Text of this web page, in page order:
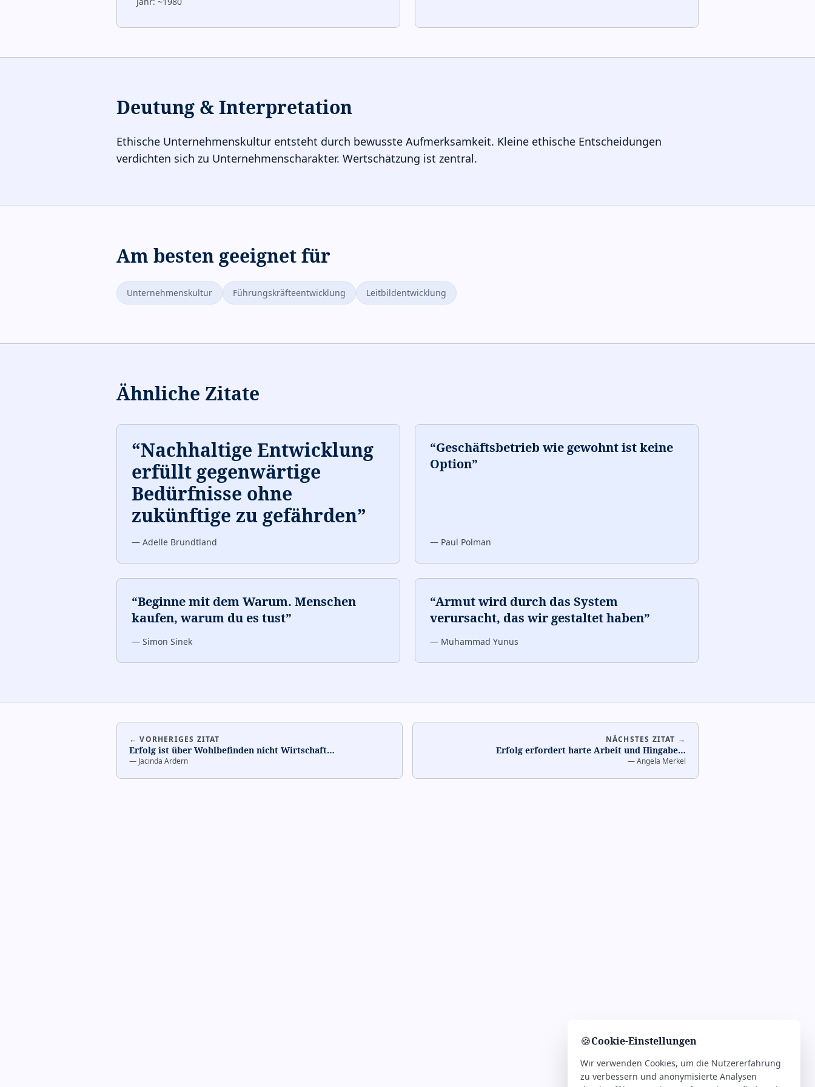
Deutung & Interpretation
Ethische Unternehmenskultur entsteht durch bewusste Aufmerksamkeit. Kleine ethische Entscheidungen
verdichten sich zu Unternehmenscharakter. Wertschätzung ist zentral.
Am besten geeignet für
Unternehmenskultur Führungskräfteentwicklung Leitbildentwicklung
Ähnliche Zitate
“Nachhaltige Entwicklung
erfüllt gegenwärtige
Bedürfnisse ohne
zukünftige zu gefährden”
— Adelle Brundtland
“Geschäftsbetrieb wie gewohnt ist keine
Option”
— Paul Polman
“Beginne mit dem Warum. Menschen
kaufen, warum du es tust”
— Simon Sinek
“Armut wird durch das System
verursacht, das wir gestaltet haben”
— Muhammad Yunus
← VORHERIGES ZITAT
Erfolg ist über Wohlbefinden nicht Wirtschaft…
— Jacinda Ardern
NÄCHSTES ZITAT →
Erfolg erfordert harte Arbeit und Hingabe…
—Angela Merkel
🍪Cookie-Einstellungen
Wir verwenden Cookies, um die Nutzererfahrung
zu verbessern und anonymisierte Analysen